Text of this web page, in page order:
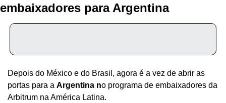
embaixadores para Argentina
Depois do México e do Brasil, agora é a vez de abrir as
portas para a Argentina no programa de embaixadores da
Arbitrum na América Latina.